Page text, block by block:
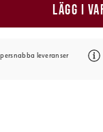
LÄGG I
leveranser